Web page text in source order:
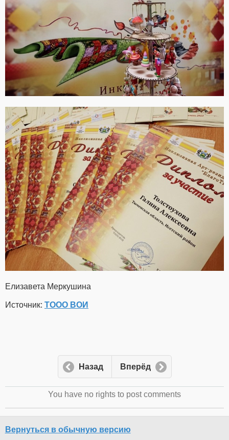
Елизавета Меркушина
Источник: ТООО ВОИ
Назад Вперёд
You have no rights to post comments
Вернуться в обычную версию